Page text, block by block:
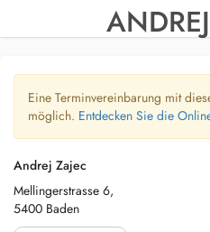
Eine Terminvereinbarung mit
möglich. Entdecken Sie die
Andrej Zajec
Mellingerstrasse 6,
5400 Baden